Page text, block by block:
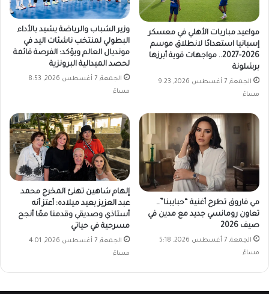
مواعيد مباريات الأهلي في معسكر
إسبانيا استعدادًا لانطلاق موسم
2026-2027.. مواجهات قوية أبرزها
برشلونة
الجمعة, 7 أغسطس 2026, 9:23
مساءً
وزير الشباب والرياضة يشيد بالأداء
البطولي لمنتخب ناشئات اليد في
مونديال العالم ويؤكد: الفرصة قائمة
لحصد الميدالية البرونزية
الجمعة, 7 أغسطس 2026, 8:53
مساءً
مي فاروق تطرح أغنية “حبايبنا”..
تعاون رومانسي جديد مع مدين في
صيف 2026
الجمعة, 7 أغسطس 2026, 5:18
مساءً
إلهام شاهين تهنئ المخرج محمد
عبد العزيز بعيد ميلاده: أعتز أنه
أستاذي وصديقي وقدمنا معًا أنجح
مسرحية في حياتي
الجمعة, 7 أغسطس 2026, 4:01
مساءً